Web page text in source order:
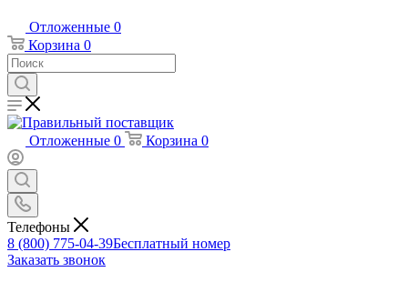
Отложенные 0
Корзина 0
Отложенные 0 Корзина 0
Телефоны
8 (800) 775-04-39Бесплатный номер
Заказать звонок